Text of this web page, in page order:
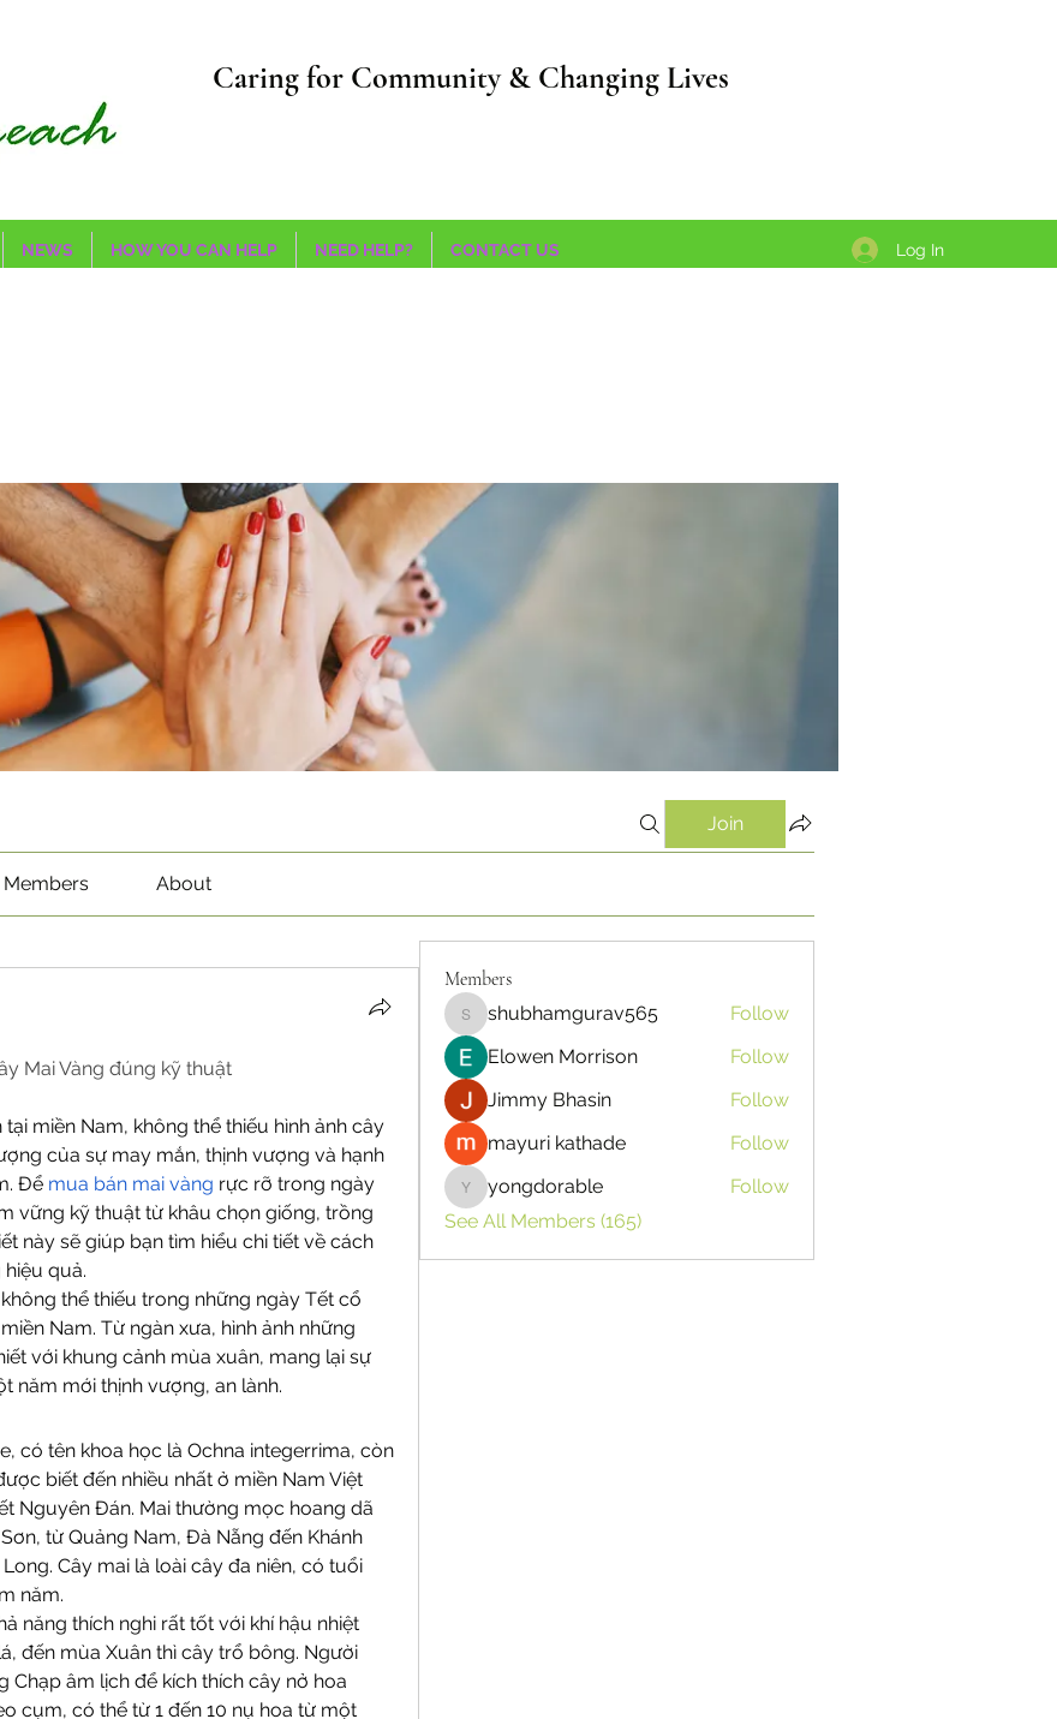
Caring for Community & Changing Lives
NEWS HOW YOU CAN HELP NEED HELP? CONTACT US Log In
Join
Members About
Mai Vàng đúng kỹ thuật
miền Nam, không thể thiếu hình ảnh cây
của sự may mắn, thịnh vượng và hạnh
Để mua bán mai vàng rực rỡ trong ngày
vững kỹ thuật từ khâu chọn giống, trồng
này sẽ giúp bạn tìm hiểu chi tiết về cách
quả.
thể thiếu trong những ngày Tết cổ
Nam. Từ ngàn xưa, hình ảnh những
với khung cảnh mùa xuân, mang lại sự
năm mới thịnh vượng, an lành.
có tên khoa học là Ochna integerrima, còn
biết đến nhiều nhất ở miền Nam Việt
Nguyên Đán. Mai thường mọc hoang dã
từ Quảng Nam, Đà Nẵng đến Khánh
Cây mai là loài cây đa niên, có tuổi
năm.
năng thích nghi rất tốt với khí hậu nhiệt
đến mùa Xuân thì cây trổ bông. Người
âm lịch để kích thích cây nở hoa
cụm, có thể từ 1 đến 10 nụ hoa từ một
Members
shubhamgurav565
shubhamgurav565
Follow
Elowen Morrison
Follow
Jimmy Bhasin
Follow
mayuri kathade
Follow
yongdorable
yongdorable
Follow
See All Members (165)